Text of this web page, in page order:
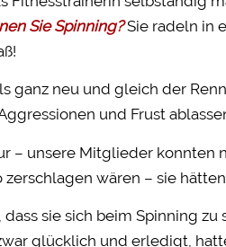
Sie Spinning? Sie radeln in
ganz neu und gleich der
und Frust
– unsere Mitglieder
zerschlagen wären – sie
dass sie sich beim Spinning
glücklich und erledigt,